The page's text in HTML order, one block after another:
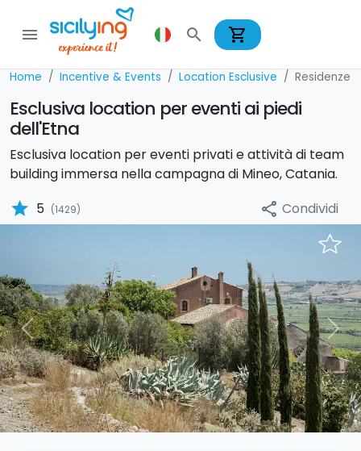
menu search shopping_cart
Home Incentive & Events Location Esclusive Residenze
Esclusiva location per eventi ai piedi
dell'Etna
Esclusiva location per eventi privati e attività di team
building immersa nella campagna di Mineo, Catania.
star 5 (1429) share Condividi
Previous Next